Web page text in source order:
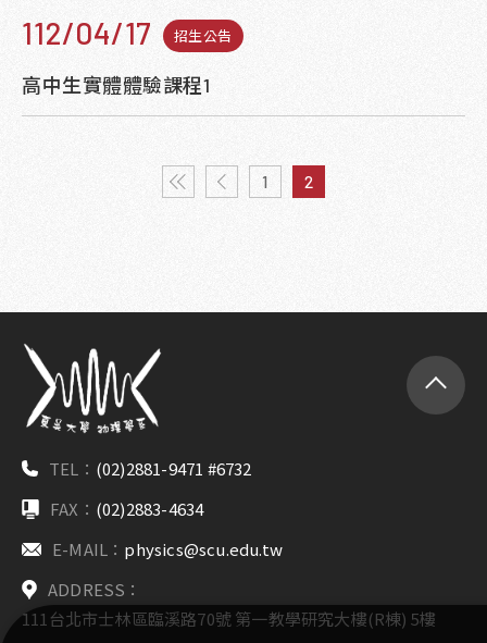
112/04/17 招生公告
高中生實體體驗課程1
1 2
TEL： (02)2881-9471 #6732
FAX： (02)2883-4634
E-MAIL： physics@scu.edu.tw
ADDRESS：
111台北市士林區臨溪路70號 第一教學研究大樓(R棟) 5樓